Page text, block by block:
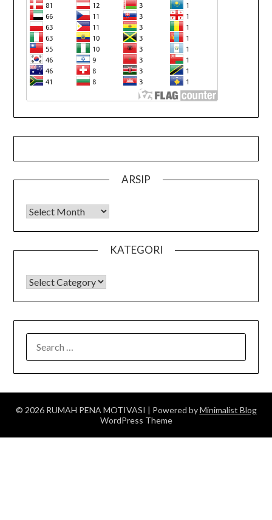
ARSIP
Arsip
KATEGORI
KATEGORI
FOR:
© 2026 RUMAH PENA MOTIVASI | Powered byMinimalist Blog
WordPress Theme